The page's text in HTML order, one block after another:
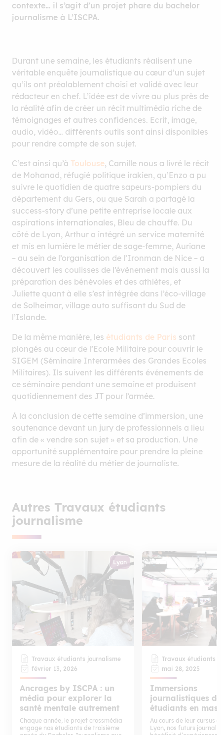
contexte… il s’agit d’un projet phare du bachelor
journalisme à L’ISCPA.
Durant une semaine, les étudiants réalisent une
véritable enquête journalistique au cœur d’un sujet
qu’ils ont préalablement choisi et validé avec leur
rédacteur en chef. L’idée est de vivre au plus près de
la réalité afin de créer un récit multimédia riche de
témoignages et autres confidences. Ecrit, image,
audio, vidéo… différents outils sont ainsi disponibles
pour rendre compte de son sujet.
C’est ainsi qu’à Toulouse, Camille nous a livré le récit
de Mohanad, réfugié politique irakien, qu’Enzo a pu
suivre le quotidien de quatre sapeurs-pompiers du
département du Gers, ou que Sarah a partagé la
success-story d’une petite entreprise locale aux
aspirations internationales, Bleu de chauffe. Du
côté de Lyon, Arthur a intégré un service maternité
et mis en lumière le métier de sage-femme, Auriane
– au sein de l’organisation de l’Ironman de Nice – a
découvert les coulisses de l’évènement mais aussi la
préparation des bénévoles et des athlètes, et
Juliette quant à elle s’est intégrée dans l’éco-village
de Solheimar, village auto suffisant du Sud de
l’Islande.
De la même manière, les étudiants de Paris sont
plongés au cœur de l’Ecole Militaire pour couvrir le
SIGEM (Séminaire Interarmées des Grandes Ecoles
Militaires). Ils suivent les différents événements de
ce séminaire pendant une semaine et produisent
quotidiennement des JT pour l’armée.
À la conclusion de cette semaine d’immersion, une
soutenance devant un jury de professionnels a lieu
afin de « vendre son sujet » et sa production. Une
opportunité supplémentaire pour prendre la pleine
mesure de la réalité du métier de journaliste.
Autres Travaux étudiants
journalisme
Lyon
Travaux étudiants journalisme
février 13, 2026
Ancrages by ISCPA : un
média pour explorer la
santé mentale autrement
Chaque année, le projet crossmédia
engage nos étudiants de troisième
Travaux étudiants
mai 28, 2025
Immersions
journalistiques
étudiants en
Au cours de leur cursus à
Lyon, nos futurs